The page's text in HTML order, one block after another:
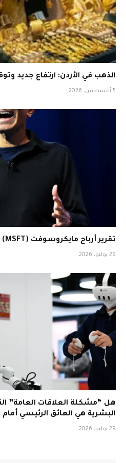
الذهب في الأردن: ارتفاع جديد
5 أغسطس، 2026
تقرير أرباح مايكروسوفت (MSFT) للربع الرابع 2026
29 يوليو، 2026
هل “مشكلة العلاقات العامة”
البشرية هي العائق الرئيسي أمام
29 يوليو، 2026